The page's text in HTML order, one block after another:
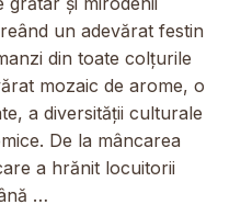
un adevărat festin
din toate colțurile
mozaic de arome, o
a diversității culturale
De la mâncarea
a hrănit locuitorii
…